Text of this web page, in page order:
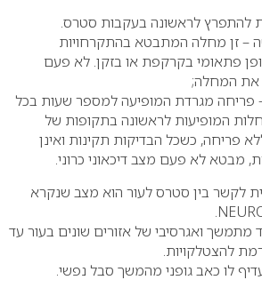
להתפרץ לראשונה בעקבות סטרס.
– זן מחלה המתבטא בהתקרחויות
פתאומי בקרקפת או בזקן. לא פעם
את המחלה;
פריחה מגרדת המופיעה למספר שעות בכל
המופיעות לראשונה בתקופות של
פריחה, כשכל הבדיקות תקינות ואינן
מבטא לא פעם מצב דיכאוני כרוני.
לקשר בין סטרס לעור הוא מצב שנקרא
מתמשך ואגרסיבי של אזורים שונים בעור עד
להצטלקויות.
לו כאב גופני מהמשך סבל נפשי.